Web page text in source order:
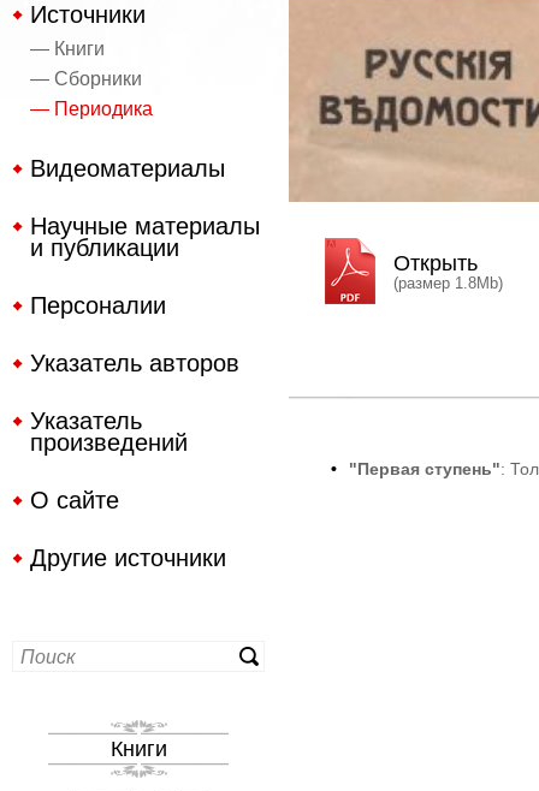
Источники
— Книги
— Сборники
— Периодика
Видеоматериалы
Научные материалы
и публикации
Персоналии
Указатель авторов
Указатель
произведений
О сайте
Другие источники
Книги
Открыть
(размер 1.8Mb)
• "Первая ступень":